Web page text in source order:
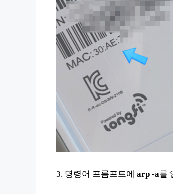
3. 명령어 프롬프트에 arp -a를